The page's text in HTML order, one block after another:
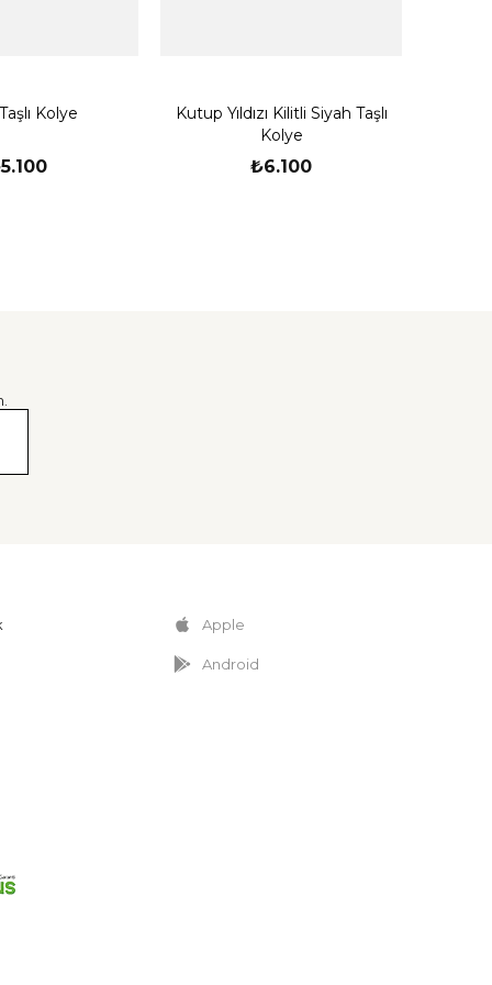
Kolye
Kutup Yıldızı Kilitli Siyah Taşlı
Kolye
₺6.100
Apple
Android